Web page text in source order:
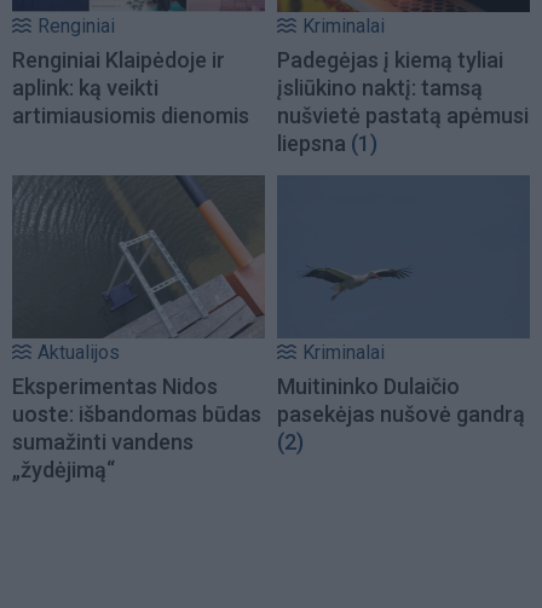
Renginiai
Renginiai Klaipėdoje ir
aplink: ką veikti
artimiausiomis dienomis
Kriminalai
Padegėjas į kiemą tyliai
įsliūkino naktį: tamsą
nušvietė pastatą apėmusi
liepsna (1)
Aktualijos
Eksperimentas Nidos
uoste: išbandomas būdas
sumažinti vandens
„žydėjimą“
Kriminalai
Muitininko Dulaičio
pasekėjas nušovė gandrą
(2)